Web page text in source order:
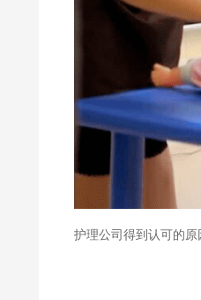
护理公司得到认可的原